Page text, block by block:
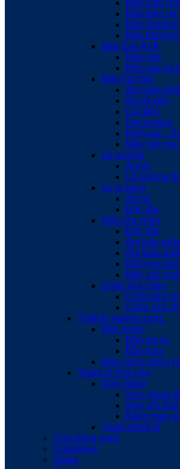
Bếp cảm
Bếp điện và
Bếp Domino
Bếp kết
Bếp Gas Kaff
Bếp gas
Bếp gas và
Máy hút mùi
Âm toàn
Âm tủ kéo
Cổ điển
Decorative
Kính vác -
Máy hút mùi
Lò nướng
Âm tủ
Lò nướng
Lò vi sóng
Âm tủ
Độc lập
Máy rửa chén
Độc lập
Âm bán
Âm toàn
Kết hợp bồn
Máy sấy
Chậu rửa chén
Chậu rửa
Chậu rửa
Thiết bị ngành nước
Bồn nước
Bồn nhựa
Bồn Inox
Máy nước nóng
Trang trí nhà cửa
Sơn Jotun
Sơn ngoại
Sơn nội thất
Bảng màu
Tranh trang trí
Cửa hàng gạch
Catalogue
Video